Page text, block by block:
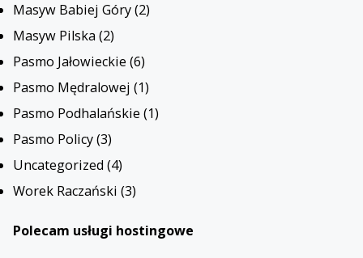
Masyw Babiej Góry(2)
Masyw Pilska (2)
Pasmo Jałowieckie (6)
Pasmo Mędralowej (1)
Pasmo Podhalańskie (1)
Pasmo Policy(3)
Uncategorized (4)
Worek Raczański (3)
Polecam usługi hostingowe